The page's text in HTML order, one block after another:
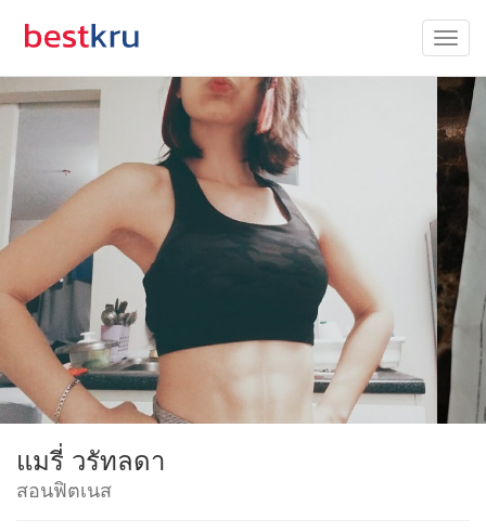
แมรี่ วรัทลดา
สอนฟิตเนส